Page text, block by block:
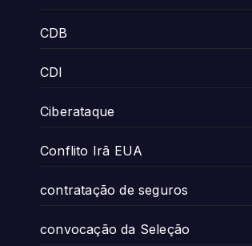
CDB
CDI
Ciberataque
Conflito Irã EUA
contratação de seguros
convocação da Seleção